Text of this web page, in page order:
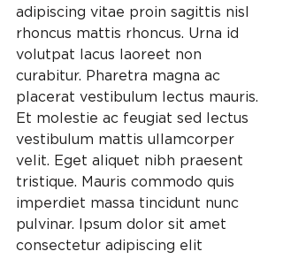
adipiscing vitae proin sagittis nisl
rhoncus mattis rhoncus. Urna id
volutpat lacus laoreet non
curabitur. Pharetra magna ac
placerat vestibulum lectus mauris.
Et molestie ac feugiat sed lectus
vestibulum mattis ullamcorper
velit. Eget aliquet nibh praesent
tristique. Mauris commodo quis
imperdiet massa tincidunt nunc
pulvinar. Ipsum dolor sit amet
consectetur adipiscing elit